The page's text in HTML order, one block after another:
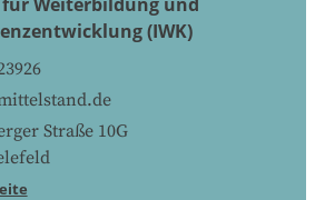
(IWK)
Straße 10G